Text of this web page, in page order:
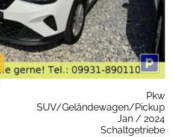
Pkw
SUV/Geländewagen/Pickup
Jan / 2024
Schaltgetriebe